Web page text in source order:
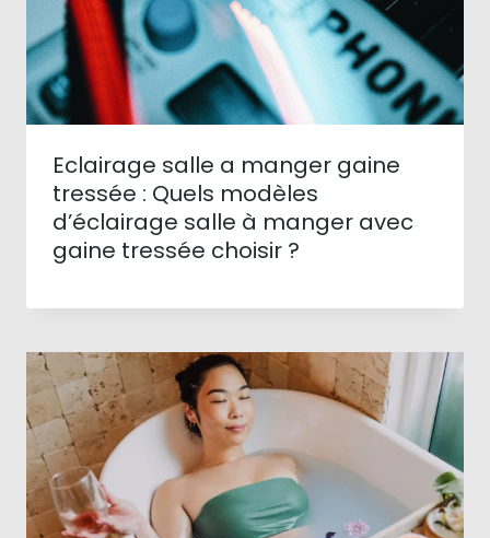
Eclairage salle a manger gaine
tressée : Quels modèles
d’éclairage salle à manger avec
gaine tressée choisir ?